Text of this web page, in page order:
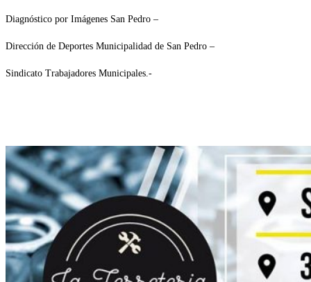
Diagnóstico por Imágenes San Pedro –
Dirección de Deportes Municipalidad de San Pedro –
Sindicato Trabajadores Municipales.-